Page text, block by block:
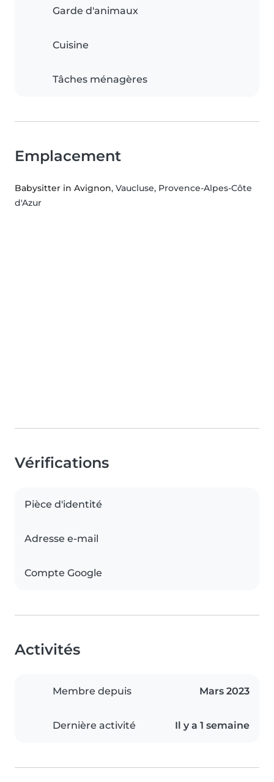
Garde d'animaux
Cuisine
Tâches ménagères
Emplacement
Babysitter in Avignon, Vaucluse, Provence-Alpes-Côte
d'Azur
Vérifications
Pièce d'identité
Adresse e-mail
Compte Google
Activités
Membre depuis Mars 2023
Dernière activité Il y a 1 semaine